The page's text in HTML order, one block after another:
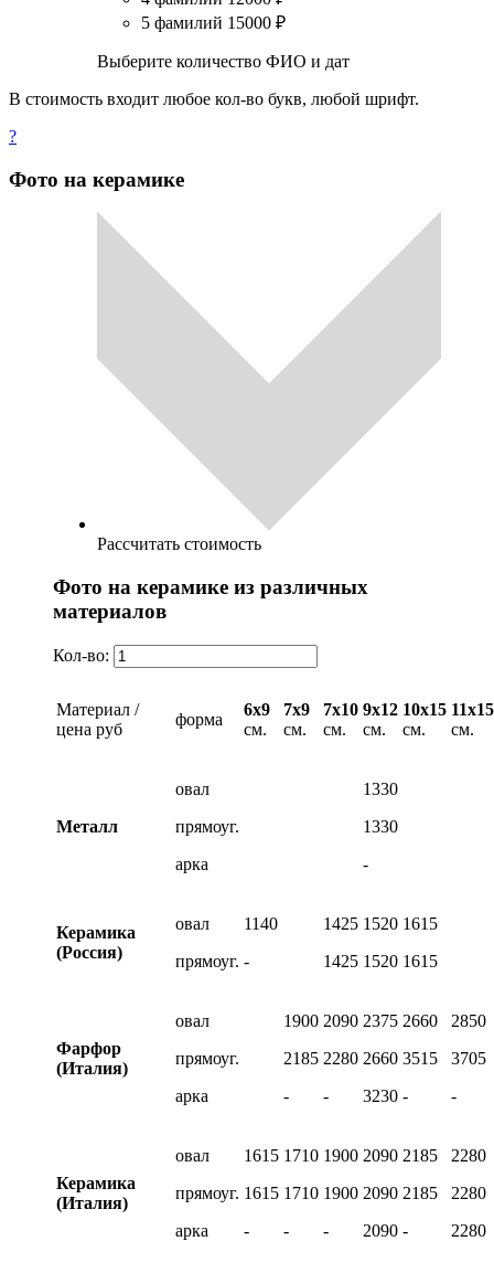
5 фамилий 15000 ₽
Выберите количество ФИО и дат
В стоимость входит любое кол-во букв, любой шрифт.
?
Фото на керамике
Рассчитать стоимость
Фото на керамике из различных
материалов
Кол-во:
Материал /
цена руб
форма
6х9
см.
7х9
см.
7х10
см.
9х12
см.
10х15
см.
11х15
см.
Металл
овал
прямоуг.
арка
1330
1330
-
Керамика
(Россия)
овал
прямоуг.
1140
-
1425
1425
1520
1520
1615
1615
Фарфор
(Италия)
овал
прямоуг.
арка
1900
2185
-
2090
2280
-
2375
2660
3230
2660
3515
-
2850
3705
-
Керамика
(Италия)
овал
прямоуг.
арка
1615
1615
-
1710
1710
-
1900
1900
-
2090
2090
2090
2185
2185
-
2280
2280
2280